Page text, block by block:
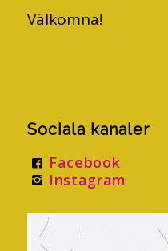
Välkomna!
Sociala kanaler
Facebook
Instagram